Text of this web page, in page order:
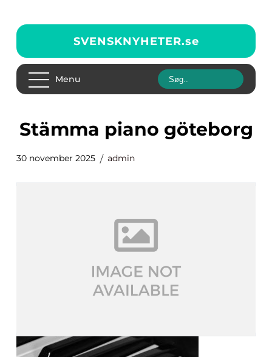
SVENSKNYHETER.se
Menu
stämma piano göteborg
30 november 2025 admin